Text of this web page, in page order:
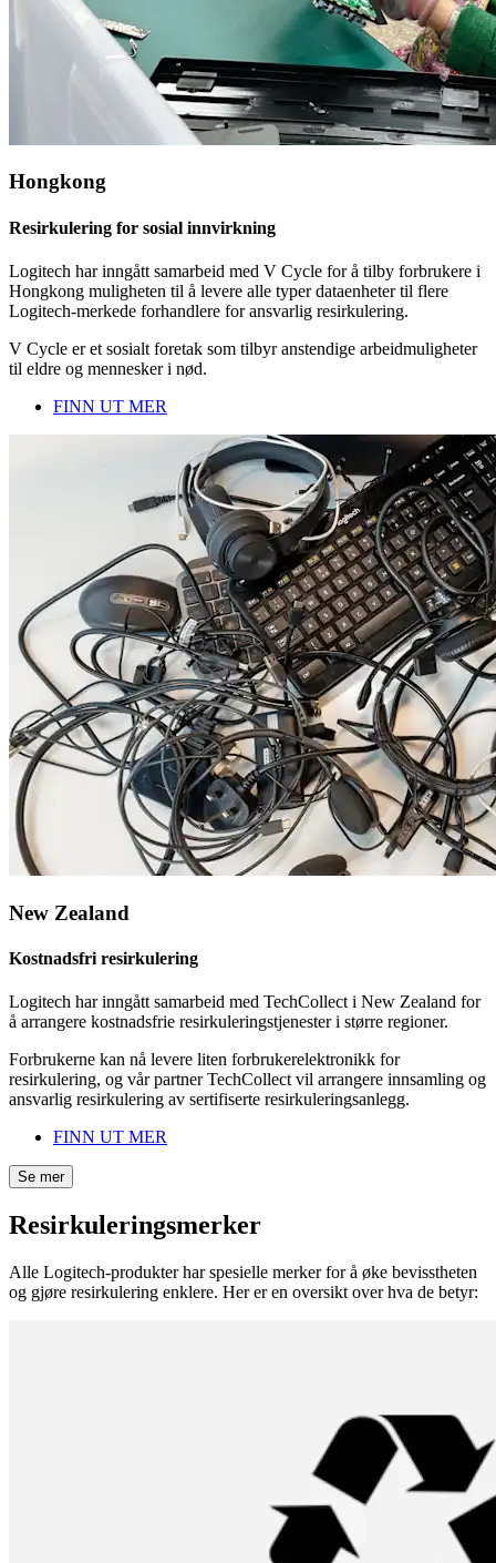
Hongkong
Resirkulering for sosial innvirkning
Logitech har inngått samarbeid med V Cycle for å tilby forbrukere i
Hongkong muligheten til å levere alle typer dataenheter til flere
Logitech-merkede forhandlere for ansvarlig resirkulering.
V Cycle er et sosialt foretak som tilbyr anstendige arbeidmuligheter
til eldre og mennesker i nød.
FINN UT MER
New Zealand
Kostnadsfri resirkulering
Logitech har inngått samarbeid med TechCollect i New Zealand for
å arrangere kostnadsfrie resirkuleringstjenester i større regioner.
Forbrukerne kan nå levere liten forbrukerelektronikk for
resirkulering, og vår partner TechCollect vil arrangere innsamling og
ansvarlig resirkulering av sertifiserte resirkuleringsanlegg.
FINN UT MER
Se mer
Resirkuleringsmerker
Alle Logitech-produkter har spesielle merker for å øke bevisstheten
og gjøre resirkulering enklere. Her er en oversikt over hva de betyr: